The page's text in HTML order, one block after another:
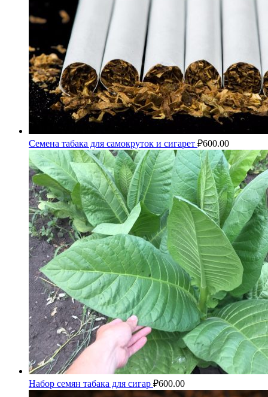
Семена табака для самокруток и сигарет ₽600.00
Набор семян табака для сигар ₽600.00